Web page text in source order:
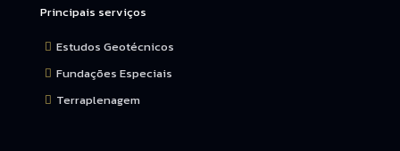
Principais serviços
Estudos Geotécnicos
Fundações Especiais
Terraplenagem